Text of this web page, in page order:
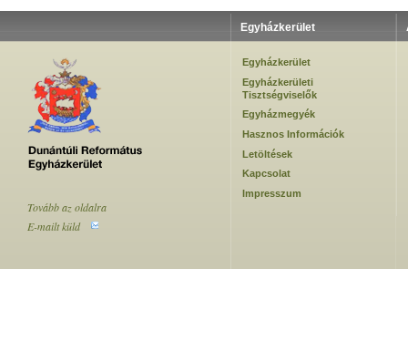
Egyházkerület
Egyházkerület
Egyházkerületi
Tisztségviselők
Egyházmegyék
Hasznos Információk
Letöltések
Kapcsolat
Impresszum
Tovább az oldalra
E-mailt küld